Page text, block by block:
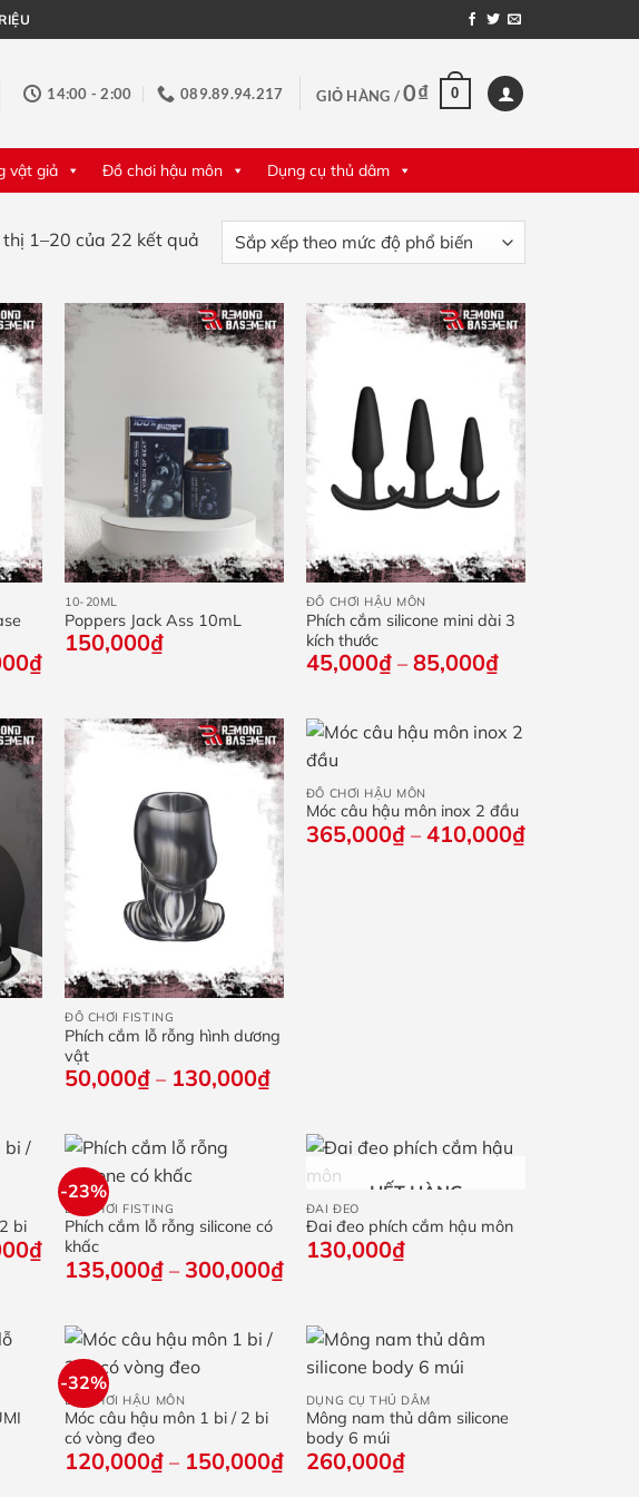
14:00 - 2:00 089.89.94.217 GIỎ HÀNG /0₫ 0
vật giả Đồ chơi hậu môn Dụng cụ thủ dâm
thị 1–20 của 22 kết quảĐã
sắp
theo
mức
biến
₫Khoảng
140,000₫
đến
280,000₫
+
10-20ML
Poppers Jack Ass 10mL
150,000₫
+
ĐỒ CHƠI HẬU MÔN
Phích cắm silicone mini dài 3
kích thước
45,000₫ – 85,000₫Khoảng
giá:
45,000₫
đến
+
ĐỒ CHƠI FISTING
Phích cắm lỗ rỗng hình dương
vật
50,000₫ – 130,000₫Khoảng
50,000₫
130,000₫
ĐỒ CHƠI HẬU MÔN
Móc câu hậu môn inox 2 đầu
365,000₫ – 410,000₫Khoảng
giá:
bi
₫Khoảng
giá:
đến
215,000₫
-23%
+
ĐỒ CHƠI FISTING
Phích cắm lỗ rỗng silicone có
khấc
135,000₫ – 300,000₫Khoảng
135,000₫
đến
300,000₫
HẾT HÀNG
ĐAI ĐEO
Đai đeo phích cắm hậu môn
130,000₫
-32%
+
ĐỒ CHƠI HẬU MÔN
Móc câu hậu môn 1 bi / 2 bi
có vòng đeo
120,000₫ – 150,000₫Khoảng
DỤNG CỤ THỦ DÂM
Mông nam thủ dâm silicone
body 6 múi
260,000₫